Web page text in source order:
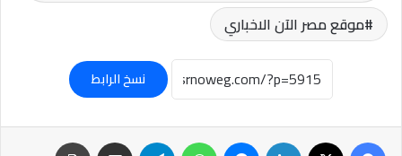
موقع مصر الآن الاخباري
نسخ الرابط
فيسبوك لينكدإن ماسنجر واتساب تيلقرام مشاركة عبر البريد